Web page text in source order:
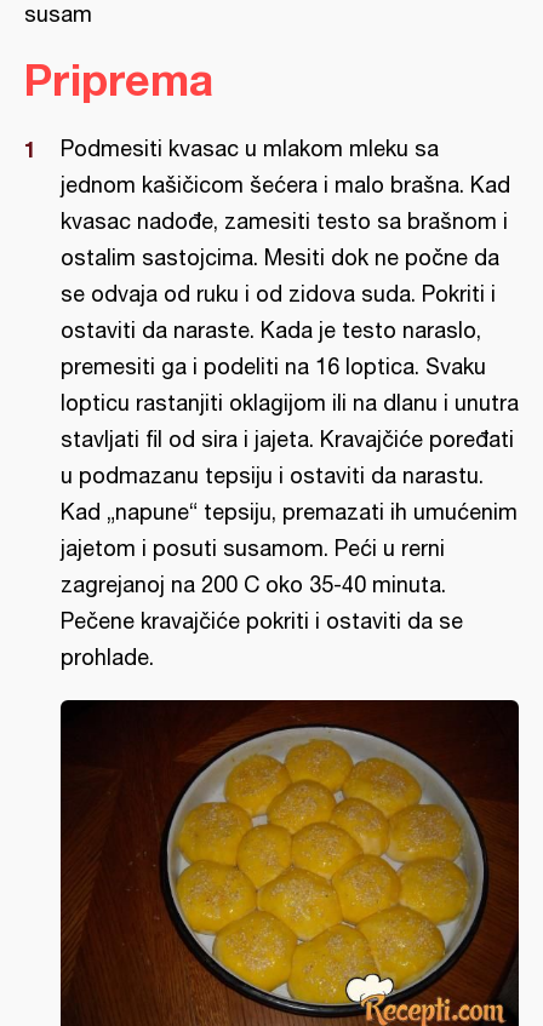
susam
Priprema
Podmesiti kvasac u mlakom mleku sa
jednom kašičicom šećera i malo brašna. Каd
kvasac nadođe, zamesiti testo sa brašnom i
ostalim sastojcima. Mesiti dok ne počne da
se odvaja od ruku i od zidova suda. Pokriti i
ostaviti da naraste. Каda je testo naraslo,
premesiti ga i podeliti na 16 lopticа. Svaku
lopticu rastanjiti oklagijom ili na dlanu i unutra
stavljati fil od sira i jajeta. Кravajčiće poređati
u podmazanu tepsiju i ostaviti da narastu.
Каd „napunе“ tеpsiju, premazati ih umućenim
jajetom i posuti susamom. Peći u rerni
zagrejanoj na 200 C oko 35-40 minutа.
Pečene kravajčiće pokriti i ostaviti da se
prohlade.